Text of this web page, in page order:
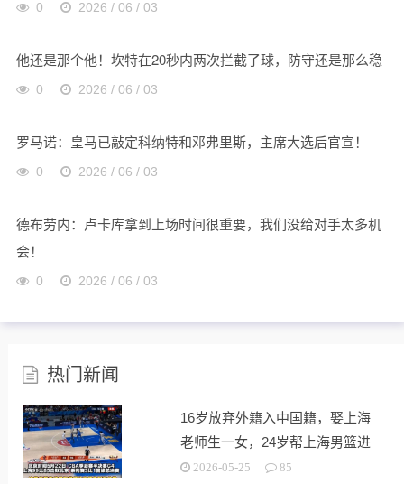
0 2026 / 06 / 03
他还是那个他！坎特在20秒内两次拦截了球，防守还是那么稳
0 2026 / 06 / 03
罗马诺：皇马已敲定科纳特和邓弗里斯，主席大选后官宣！
0 2026 / 06 / 03
德布劳内：卢卡库拿到上场时间很重要，我们没给对手太多机
会！
0 2026 / 06 / 03
热门新闻
16岁放弃外籍入中国籍，娶上海
老师生一女，24岁帮上海男篮进
决赛
2026-05-25 85